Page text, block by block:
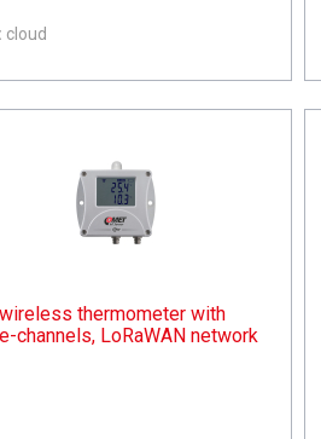
cloud
thermometer with
channels, LoRaWAN network